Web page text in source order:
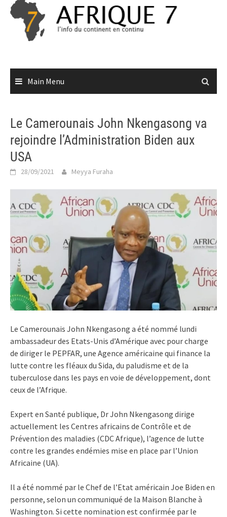
Skip
content
Main Menu
Le Camerounais John Nkengasong va
rejoindre l’Administration Biden aux
USA
28/09/2021 Meyya Furaha
Le Camerounais John Nkengasong a été nommé lundi
ambassadeur des Etats-Unis d’Amérique avec pour charge
de diriger le PEPFAR, une Agence américaine qui finance la
lutte contre les fléaux du Sida, du paludisme et de la
tuberculose dans les pays en voie de développement, dont
ceux de l’Afrique.
Expert en Santé publique, Dr John Nkengasong dirige
actuellement les Centres africains de Contrôle et de
Prévention des maladies (CDC Afrique), l’agence de lutte
contre les grandes endémies mise en place par l’Union
Africaine (UA).
Il a été nommé par le Chef de l’Etat américain Joe Biden en
personne, selon un communiqué de la Maison Blanche à
Washington. Si cette nomination est confirmée par le